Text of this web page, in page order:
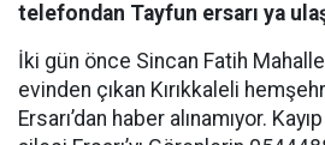
telefondan Tayfun ersarı ya
İki gün önce Sincan Fatih
evinden çıkan Kırıkkaleli
Ersarı’dan haber alınamıyor.